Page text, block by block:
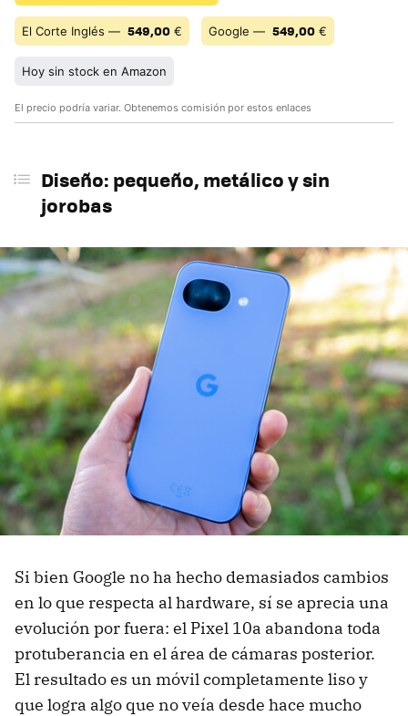
El Corte Inglés — 549,00 € Google — 549,00 €
Hoy sin stock en Amazon
El precio podría variar. Obtenemos comisión por estos enlaces
Diseño: pequeño, metálico y sin
jorobas
Si bien Google no ha hecho demasiados cambios
en lo que respecta al hardware, sí se aprecia una
evolución por fuera: el Pixel 10a abandona toda
protuberancia en el área de cámaras posterior.
El resultado es un móvil completamente liso y
que logra algo que no veía desde hace mucho